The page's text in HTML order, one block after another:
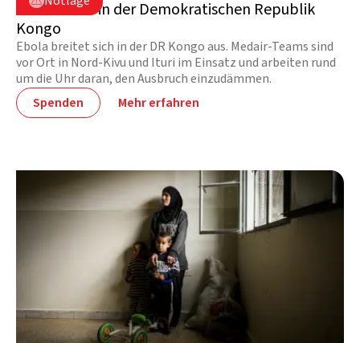
Ebola-Krise in der Demokratischen Republik
Kongo
Ebola breitet sich in der DR Kongo aus. Medair-Teams sind
vor Ort in Nord-Kivu und Ituri im Einsatz und arbeiten rund
um die Uhr daran, den Ausbruch einzudämmen.
Spenden
Mehr erfahren